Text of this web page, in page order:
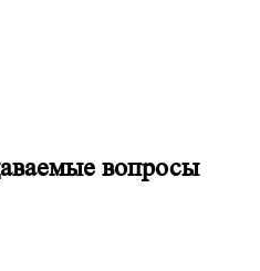
вопросы